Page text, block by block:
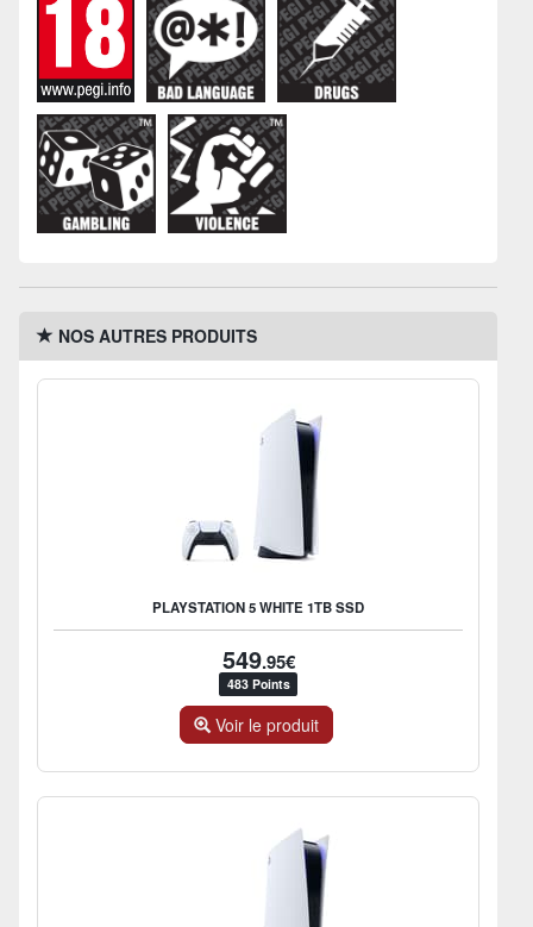
NOS AUTRES PRODUITS
PLAYSTATION 5 WHITE 1TB SSD
549.95€
483 Points
Voir le produit